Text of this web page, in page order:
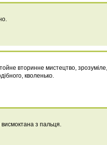
вторинне мистецтво,
кволенько.
з пальця.